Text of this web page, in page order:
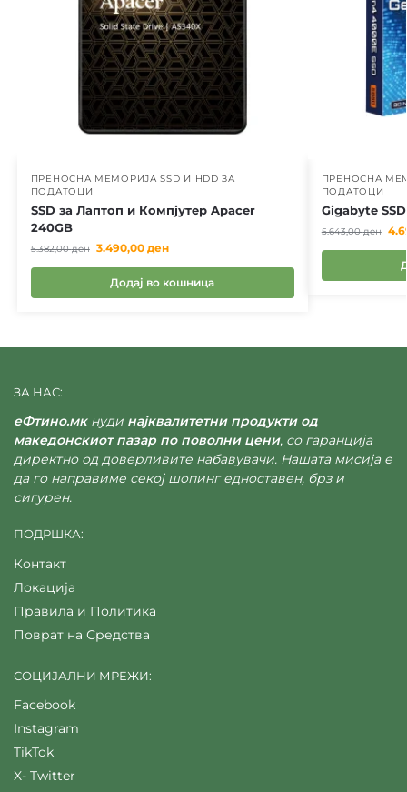
ПРЕНОСНА МЕМОРИЈА SSD И HDD ЗА
ПОДАТОЦИ
SSD за Лаптоп и Компјутер Apacer
240GB
5.382,00ден 3.490,00 ден
Додај во кошница
ПРЕНОСНА
ПОДАТОЦИ
Gigabyte
5.643,00ден
ЗА НАС:
еФтино.мкнуди најквалитетни продукти од
македонскиот пазар по поволни цени, со гаранција
директно од доверливите набавувачи. Нашата мисија е
да го направиме секој шопинг едноставен, брз и
сигурен.
ПОДРШКА:
Контакт
Локација
Правила и Политика
Поврат на Средства
СОЦИЈАЛНИ МРЕЖИ:
Facebook
Instagram
TikTok
X- Twitter